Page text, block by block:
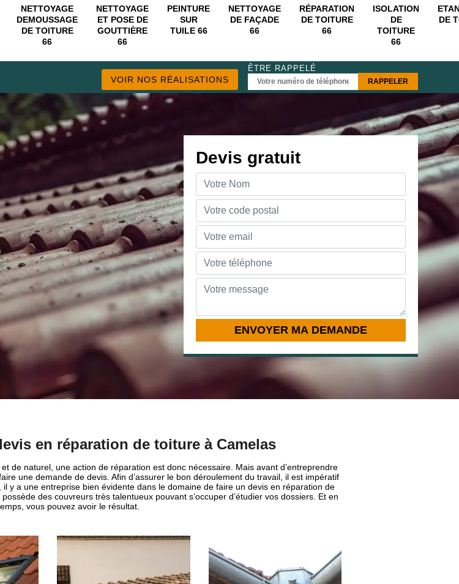
NETTOYAGE
DEMOUSSAGE
DE TOITURE
66
NETTOYAGE
ET POSE DE
GOUTTIÈRE
66
PEINTURE
SUR
TUILE 66
NETTOYAGE
DE FAÇADE
66
RÉPARATION
DE TOITURE
66
ISOLATION
DE
TOITURE
66
DE
VOIR NOS RÉALISATIONS
ÊTRE RAPPELÉ
Devis gratuit
en réparation de toiture à Camelas
de naturel, une action de réparation est donc nécessaire. Mais avant d’entreprendre
une demande de devis. Afin d’assurer le bon déroulement du travail, il est impératif
y a une entreprise bien évidente dans le domaine de faire un devis en réparation de
des couvreurs très talentueux pouvant s’occuper d’étudier vos dossiers. Et en
vous pouvez avoir le résultat.